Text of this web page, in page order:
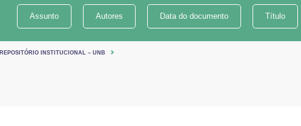
Assunto Autores Data do documento Título
REPOSITÓRIO INSTITUCIONAL – UNB